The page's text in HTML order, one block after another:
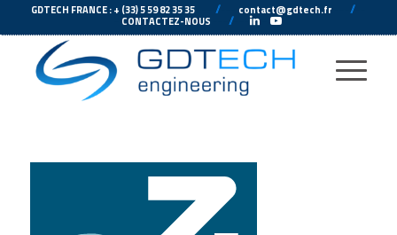
GDTECH FRANCE : + (33) 5 59 82 35 35 //--- contact@gdtech.fr //--
CONTACTEZ-NOUS ---// ---